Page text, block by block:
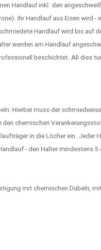
Handlauf inkl. den
Ihr Handlauf aus Eisen wird -
Handlauf wird bis auf
werden am Handlauf
beschichtet. All dies
Hierbei muss der
chemischen
in die Löcher ein. Jeder
- den Halter mindestens
mit chemischen Dübeln,